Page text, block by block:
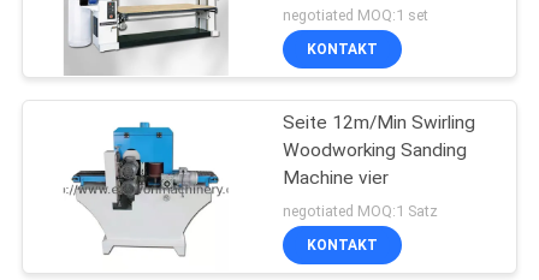
SITEMAP
PRIVACY
POLICYHolzbearbeitungs-
verzapfende
Maschine
13
negotiated MOQ:1 set
KONTAKT
Seite 12m/Min Swirling
Woodworking Sanding
Machine vier
negotiated MOQ:1 Satz
KONTAKT